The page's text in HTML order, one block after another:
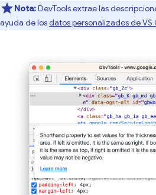
Nota:DevTools extrae las
ayuda de losdatos personalizados de VS